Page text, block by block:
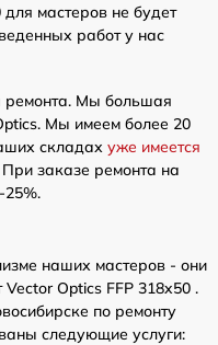
мастеров не будет
работ у нас
ремонта. Мы большая
Мы имеем более 20
складах уже имеется
При заказе ремонта на
25%.
наших мастеров - они
Optics FFP 318x50 .
по ремонту
следующие услуги: